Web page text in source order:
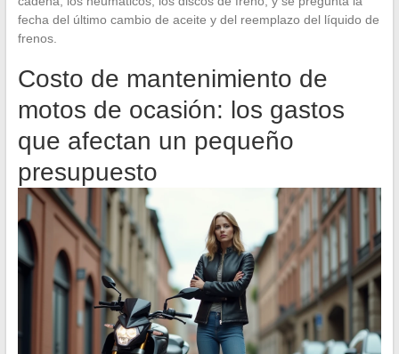
fecha del último cambio de aceite y del reemplazo del líquido de
frenos.
Costo de mantenimiento de
motos de ocasión: los gastos
que afectan un pequeño
presupuesto